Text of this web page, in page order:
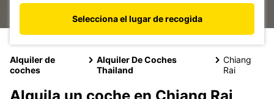
Selecciona el lugar de recogida
Alquiler de
coches
Alquiler De Coches
Thailand
Chiang
Rai